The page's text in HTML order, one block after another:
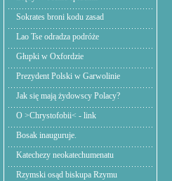
Sokrates broni kodu zasad
Lao Tse odradza podróże
Głupki w Oxfordzie
Prezydent Polski w Garwolinie
Jak się mają żydowscy Polacy?
O >Chrystofobii< - link
Bosak inauguruje.
Katechezy neokatechumenatu
Rzymski osąd biskupa Rzymu